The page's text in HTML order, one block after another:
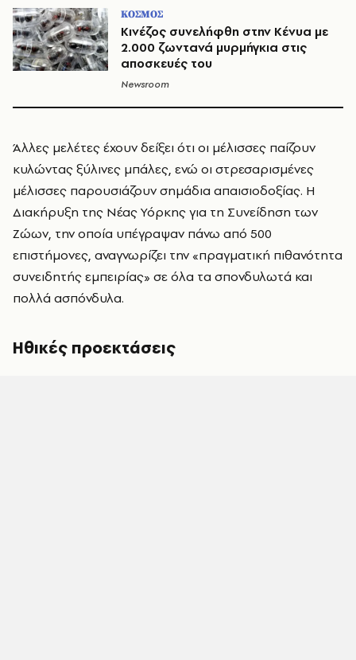
ΚΟΣΜΟΣ
Κινέζος συνελήφθη στην Κένυα με
2.000 ζωντανά μυρμήγκια στις
αποσκευές του
Newsroom
Άλλες μελέτες έχουν δείξει ότι οι μέλισσες παίζουν
κυλώντας ξύλινες μπάλες, ενώ οι στρεσαρισμένες
μέλισσες παρουσιάζουν σημάδια απαισιοδοξίας. Η
Διακήρυξη της Νέας Υόρκης για τη Συνείδηση των
Ζώων, την οποία υπέγραψαν πάνω από 500
επιστήμονες, αναγνωρίζει την «πραγματική πιθανότητα
συνειδητής εμπειρίας» σε όλα τα σπονδυλωτά και
πολλά ασπόνδυλα.
Ηθικές προεκτάσεις